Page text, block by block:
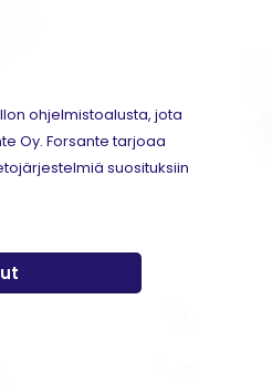
ohjelmistoalusta, jota
Oy. Forsante tarjoaa
suosituksiin